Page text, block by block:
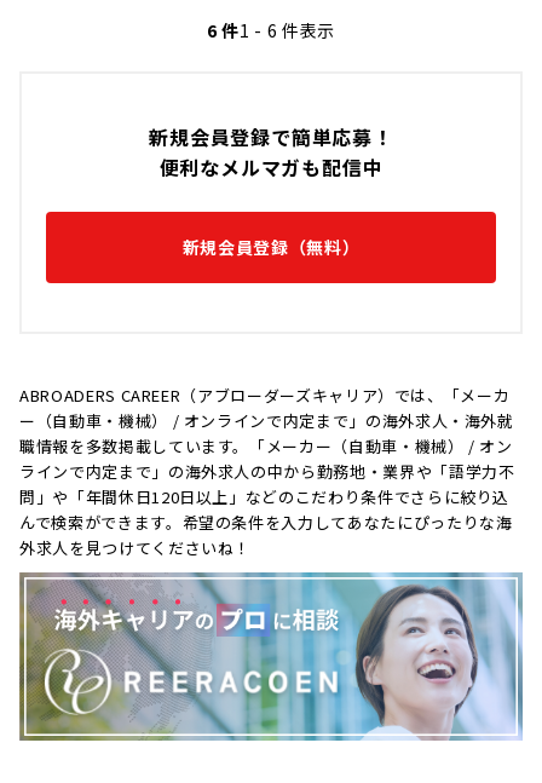
新規会員登録で簡単応募！
便利なメルマガも配信中
新規会員登録（無料）
ABROADERS CAREER（アブローダーズキャリア）では、「メーカ
ー（自動車・機械） / オンラインで内定まで」の海外求人・海外就
職情報を多数掲載しています。「メーカー（自動車・機械） / オン
ラインで内定まで」の海外求人の中から勤務地・業界や「語学力不
問」や「年間休日120日以上」などのこだわり条件でさらに絞り込
んで検索ができます。希望の条件を入力してあなたにぴったりな海
外求人を見つけてくださいね！
6 件1 - 6 件表示